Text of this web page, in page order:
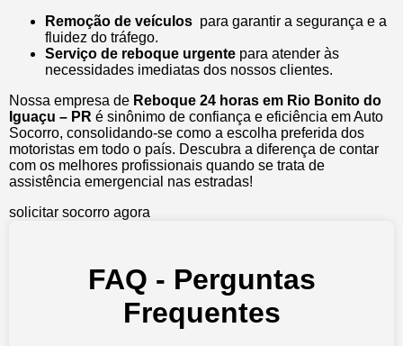
Remoção de veículos para garantir a segurança e a
fluidez do tráfego.
Serviço de reboque urgente para atender às
necessidades imediatas dos nossos clientes.
Nossa empresa de Reboque 24 horas em Rio Bonito do
Iguaçu – PR é sinônimo de confiança e eficiência em Auto
Socorro, consolidando-se como a escolha preferida dos
motoristas em todo o país. Descubra a diferença de contar
com os melhores profissionais quando se trata de
assistência emergencial nas estradas!
solicitar socorro agora
FAQ - Perguntas
Frequentes